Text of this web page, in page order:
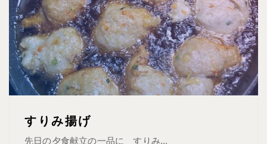
すりみ揚げ
先日の夕食献立の一品に すりみ...